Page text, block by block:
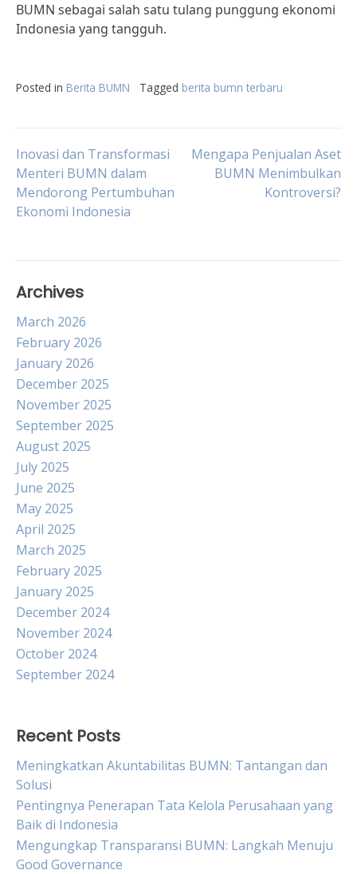
BUMN sebagai salah satu tulang punggung ekonomi
Indonesia yang tangguh.
Posted in Berita BUMN Tagged berita bumn terbaru
Post
navigation
Inovasi dan Transformasi
Menteri BUMN dalam
Mendorong Pertumbuhan
Ekonomi Indonesia
Mengapa Penjualan Aset
BUMN Menimbulkan
Kontroversi?
Archives
March 2026
February 2026
January 2026
December 2025
November 2025
September 2025
August 2025
July 2025
June 2025
May 2025
April 2025
March 2025
February 2025
January 2025
December 2024
November 2024
October 2024
September 2024
Recent Posts
Meningkatkan Akuntabilitas BUMN: Tantangan dan
Solusi
Pentingnya Penerapan Tata Kelola Perusahaan yang
Baik di Indonesia
Mengungkap Transparansi BUMN: Langkah Menuju
Good Governance